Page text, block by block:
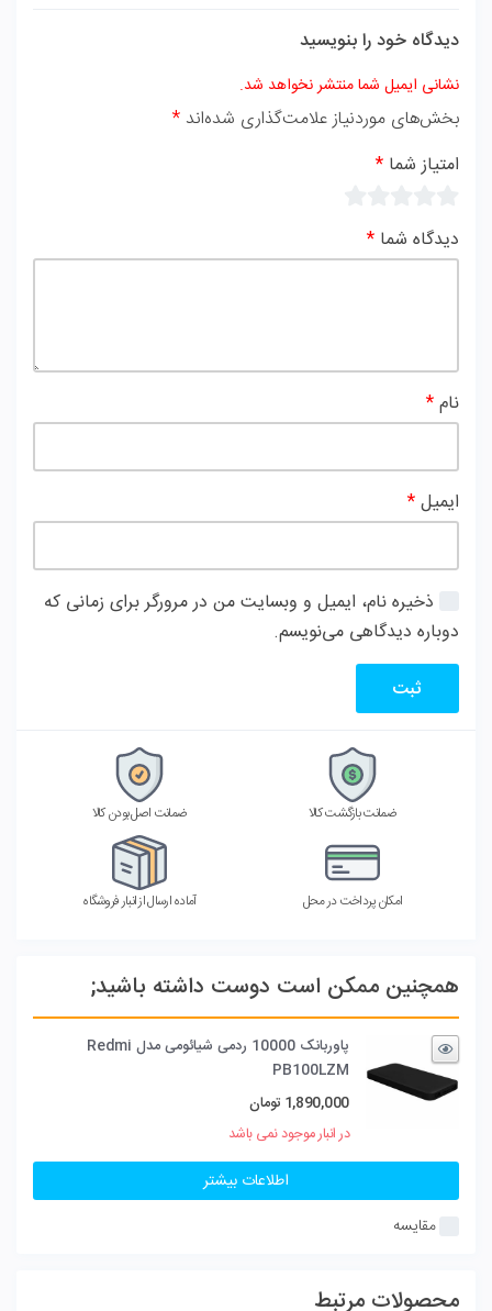
دیدگاه خود را بنویسید
نشانی ایمیل شما منتشر نخواهد شد.
بخش‌های موردنیاز علامت‌گذاری شده‌اند *
امتیاز شما *
دیدگاه شما *
نام*
ایمیل*
ذخیره نام، ایمیل و وبسایت من در مرورگر برای زمانی که
دوباره دیدگاهی می‌نویسم.
ضمانت بازگشت کالا ضمانت اصل بودن کالا
امکان پرداخت در محل آماده ارسال از انبار فروشگاه
همچنین ممکن است دوست داشته باشید;
پاوربانک 10000 ردمی شیائومی مدل Redmi
PB100LZM
1,890,000 تومان
در انبار موجود نمی باشد
اطلاعات بیشتر
مقایسه
محصولات مرتبط